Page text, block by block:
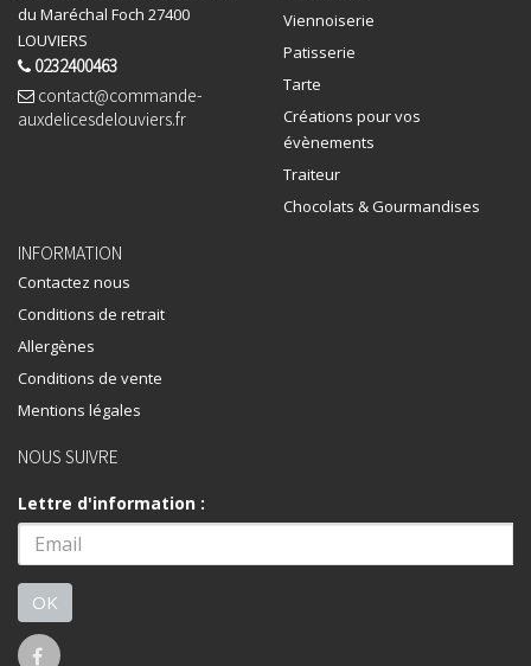
du Maréchal Foch 27400
LOUVIERS
0232400463
contact@commande-
auxdelicesdelouviers.fr
Viennoiserie
Patisserie
Tarte
Créations pour vos
évènements
Traiteur
Chocolats & Gourmandises
INFORMATION
Contactez nous
Conditions de retrait
Allergènes
Conditions de vente
Mentions légales
NOUS SUIVRE
Lettre d'information :
OK